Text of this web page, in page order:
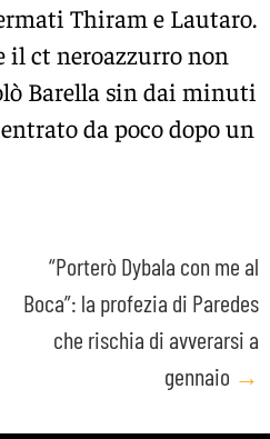
Thiram e Lautaro.
il ct neroazzurro non
Barella sin dai minuti
da poco dopo un
“Porterò Dybala con me al
Boca”: la profezia di Paredes
che rischia di avverarsi a
gennaio →